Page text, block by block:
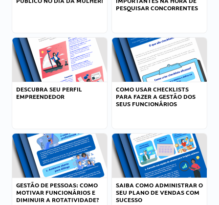
PESQUISAR CONCORRENTES
DESCUBRA SEU PERFIL
EMPREENDEDOR
COMO USAR CHECKLISTS
PARA FAZER A GESTÃO DOS
SEUS FUNCIONÁRIOS
GESTÃO DE PESSOAS: COMO
MOTIVAR FUNCIONÁRIOS E
DIMINUIR A ROTATIVIDADE?
SAIBA COMO ADMINISTRAR O
SEU PLANO DE VENDAS COM
SUCESSO